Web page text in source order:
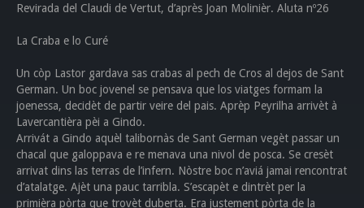
Revirada del Claudi de Vertut, d’après Joan Molinièr. Aluta nº26
La Craba e lo Curé
Un còp Lastor gardava sas crabas al pech de Cros al dejos de Sant
German. Un boc jovenel se pensava que los viatges formam la
joenessa, decidèt de partir veire del pais. Aprèp Peyrilha arrivèt à
Lavercantièra pèi a Gindo.
Arrivát a Gindo aquèl talibornàs de Sant German vegèt passar un
chacal que galoppava e re menava una nivol de posca. Se cresèt
arrivat dins las terras de l’infern. Nòstre boc n’aviá jamai rencontrat
d’atalatge. Ajèt una pauc tarribla. S’escapèt e dintrèt per la
primièra pòrta que trovèt duberta. Era justement pòrta de la